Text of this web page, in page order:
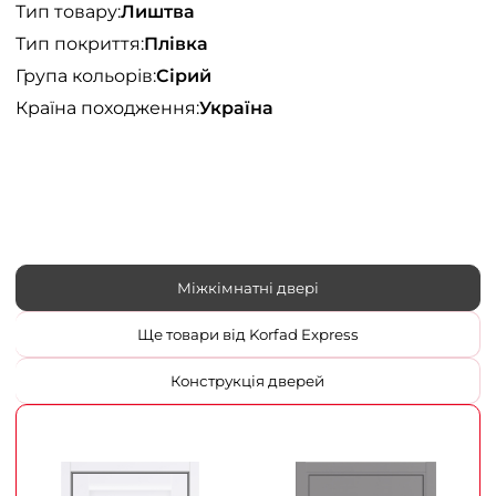
Тип товару:Лиштва
Тип покриття:Плівка
Група кольорів:Сірий
Країна походження:Україна
Міжкімнатні двері
Ще товари від Korfad Express
Конструкція дверей